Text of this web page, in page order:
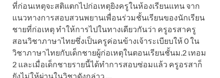
ที่ก่อนเหตุจะสติแตกไปก่อเหตุยิงครูในห้องเรียนแทน จาก
แนวทางการสอบสวนพยานเพื่อนร่วมชั้นเรียนของนักเรียน
ชายที่ก่อเหตุ ทำให้การไปในทางเดียวกันว่า ครูอรสาครู
สอนวิชาภาษาไทยซึ่งเป็นครูค่อนข้างเจ้าระเบียบให้ 0 ใน
วิชาภาษาไทยกับเด็กชายผู้ก่อเหตุในตอนเรียนชั้นม.2 เทอม
2 และเมื่อเด็กชายรายนี้ได้ทำการสอบซ่อมแล้ว ครูอรสาก็
ยังไม่ให้ผ่านในวิชาดังกล่าว …